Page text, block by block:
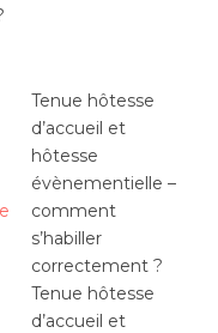
Tenue hôtesse
d’accueil et
hôtesse
évènementielle –
comment
s’habiller
correctement ?
Tenue hôtesse
d’accueil et